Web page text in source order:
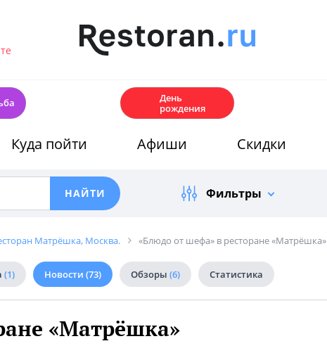
День
рождения
Куда пойти Афиши Скидки
Фильтры
Матрёшка, Москва. «Блюдо от шефа» в ресторане «Матрёшка»
(1) Новости (73) Обзоры (6) Статистика
«Матрёшка»